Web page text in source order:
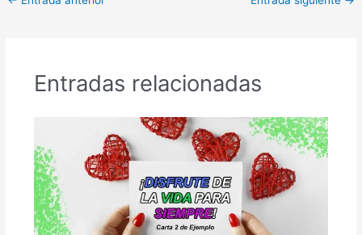
Entradas relacionadas